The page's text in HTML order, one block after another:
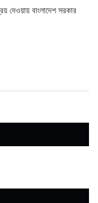
দেওয়ায় বাংলাদেশ সরকার